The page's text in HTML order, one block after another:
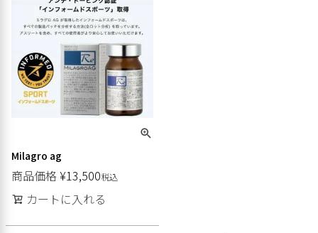
Milagro ag
商品価格 ¥13,500税込
カートに入れる